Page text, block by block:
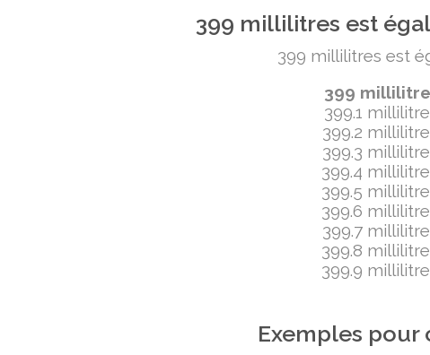
399 millilitres est
399 millilitres est
399
399.1
399.2
399.3
399.4
399.5
399.6
399.7
399.8
399.9
Exemples pour